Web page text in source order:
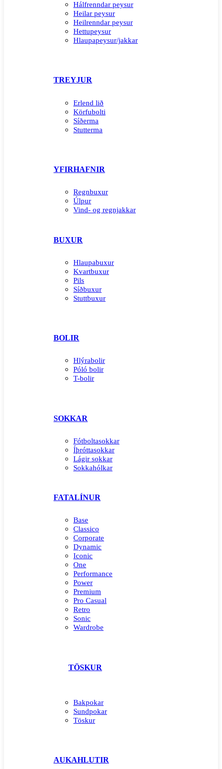
Hálfrenndar peysur
Heilar peysur
Heilrenndar peysur
Hettupeysur
Hlaupapeysur/jakkar
TREYJUR
Erlend lið
Körfubolti
Síðerma
Stutterma
YFIRHAFNIR
Regnbuxur
Úlpur
Vind- og regnjakkar
BUXUR
Hlaupabuxur
Kvartbuxur
Pils
Síðbuxur
Stuttbuxur
BOLIR
Hlýrabolir
Póló bolir
T-bolir
SOKKAR
Fótboltasokkar
Íþróttasokkar
Lágir sokkar
Sokkahólkar
FATALÍNUR
Base
Classico
Corporate
Dynamic
Iconic
One
Performance
Power
Premium
Pro Casual
Retro
Sonic
Wardrobe
TÖSKUR
Bakpokar
Sundpokar
Töskur
AUKAHLUTIR